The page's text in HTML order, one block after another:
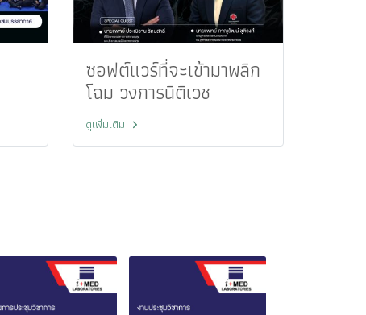
ซอฟต์แวร์ที่จะเข้ามาพลิก
โฉม วงการนิติเวช
ดูเพิ่มเติม